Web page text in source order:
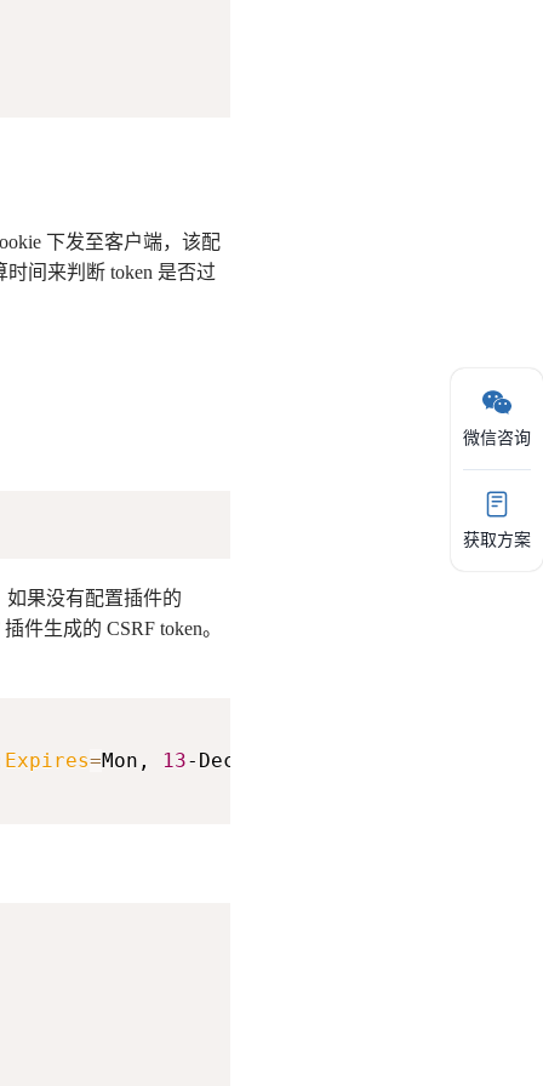
下发至客户端，该配
间来判断 token 是否过
如果没有配置插件的
件生成的 CSRF token。
Expires=Mon, 13
微信咨询
获取方案